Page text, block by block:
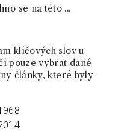
se na této ...
klíčových slov u
pouze vybrat dané
články, které byly